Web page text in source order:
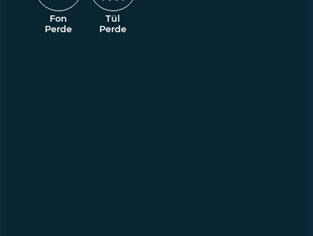
Fon
Perde
Tül
Perde